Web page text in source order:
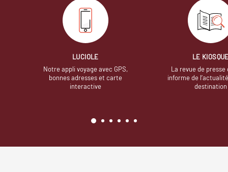
LUCIOLE
Notre appli voyage avec GPS,
bonnes adresses et carte
interactive
LE
La revue de presse
informe de
destination